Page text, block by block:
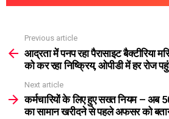
more
Previous article
आद्रता में पनप रहा पैरासाइट बैक्टीरिया
को कर रहा निष्क्रिय, ओपीडी में हर रोज
Next article
कर्मचारियों के लिए हुए सख्त नियम –
का सामान खरीदने से पहले अफसर को